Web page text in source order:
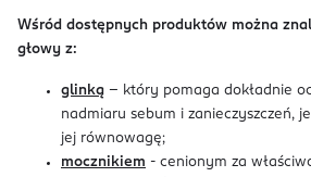
Wśród dostępnych produktów można
głowy z:
glinką – który pomaga dokładnie
nadmiaru sebum i zanieczyszczeń,
jej równowagę;
mocznikiem - cenionym za